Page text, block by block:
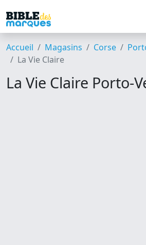
Accueil Magasins Corse
La Vie Claire
La Vie Claire Porto-